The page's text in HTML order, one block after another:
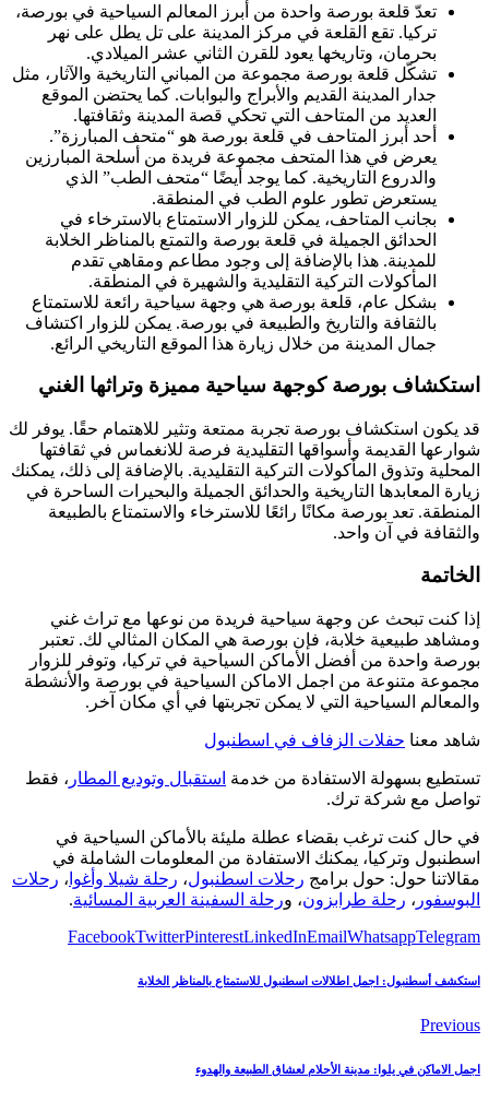
تعدّ قلعة بورصة واحدة من أبرز المعالم السياحية في بورصة،
تركيا. تقع القلعة في مركز المدينة على تل يطل على نهر
بحرمان، وتاريخها يعود للقرن الثاني عشر الميلادي.
تشكّل قلعة بورصة مجموعة من المباني التاريخية والآثار، مثل
جدار المدينة القديم والأبراج والبوابات. كما يحتضن الموقع
العديد من المتاحف التي تحكي قصة المدينة وثقافتها.
أحد أبرز المتاحف في قلعة بورصة هو “متحف المبارزة”.
يعرض في هذا المتحف مجموعة فريدة من أسلحة المبارزين
والدروع التاريخية. كما يوجد أيضًا “متحف الطب” الذي
يستعرض تطور علوم الطب في المنطقة.
بجانب المتاحف، يمكن للزوار الاستمتاع بالاسترخاء في
الحدائق الجميلة في قلعة بورصة والتمتع بالمناظر الخلابة
للمدينة. هذا بالإضافة إلى وجود مطاعم ومقاهي تقدم
المأكولات التركية التقليدية والشهيرة في المنطقة.
بشكل عام، قلعة بورصة هي وجهة سياحية رائعة للاستمتاع
بالثقافة والتاريخ والطبيعة في بورصة. يمكن للزوار اكتشاف
جمال المدينة من خلال زيارة هذا الموقع التاريخي الرائع.
استكشاف بورصة كوجهة سياحية مميزة وتراثها الغني
قد يكون استكشاف بورصة تجربة ممتعة وتثير للاهتمام حقًا. يوفر لك
شوارعها القديمة وأسواقها التقليدية فرصة للانغماس في ثقافتها
المحلية وتذوق المأكولات التركية التقليدية. بالإضافة إلى ذلك، يمكنك
زيارة المعابدها التاريخية والحدائق الجميلة والبحيرات الساحرة في
المنطقة. تعد بورصة مكانًا رائعًا للاسترخاء والاستمتاع بالطبيعة
والثقافة في آن واحد.
الخاتمة
إذا كنت تبحث عن وجهة سياحية فريدة من نوعها مع تراث غني
ومشاهد طبيعية خلابة، فإن بورصة هي المكان المثالي لك. تعتبر
بورصة واحدة من أفضل الأماكن السياحية في تركيا، وتوفر للزوار
مجموعة متنوعة من اجمل الاماكن السياحية في بورصة والأنشطة
والمعالم السياحية التي لا يمكن تجربتها في أي مكان آخر.
شاهد معنا حفلات الزفاف في اسطنبول
تستطيع بسهولة الاستفادة من خدمة استقبال وتوديع المطار ، فقط
تواصل مع شركة ترك.
في حال كنت ترغب بقضاء عطلة مليئة بالأماكن السياحية في
اسطنبول وتركيا، يمكنك الاستفادة من المعلومات الشاملة في
مقالاتنا حول: حول برامج رحلات اسطنبول، رحلة شيلا وأغوا ، رحلات
البوسفور ، رحلة طرابزون، ورحلة السفينة العربية المسائية.
FacebookTwitterPinterestLinkedInEmailWhatsappTelegram
استكشف أسطنبول: اجمل اطلالات اسطنبول للاستمتاع بالمناظر الخلابة
Previous
اجمل الاماكن في يلوا: مدينة الأحلام لعشاق الطبيعة والهدوء